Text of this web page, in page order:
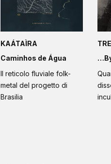
KAÁTAÌRA
Caminhos de Água
Il reticolo fluviale folk-
metal del progetto di
Brasilia